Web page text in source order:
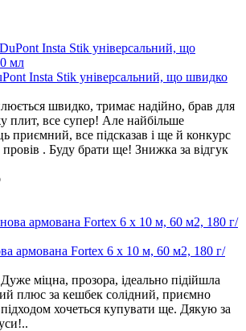
Insta Stik універсальний, що швидко
швидко, тримає надійно, брав для
плит, все супер! Але найбільше
приємний, все підсказав і ще й конкурс
. Буду брати ще! Знижка за відгук
армована Fortex 6 x 10 м, 60 м2, 180 г/
міцна, прозора, ідеально підійшла
плюс за кешбек солідний, приємно
хочеться купувати ще. Дякую за